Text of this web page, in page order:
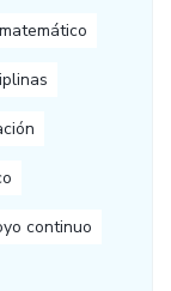
continuo